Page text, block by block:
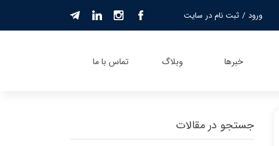
ورود / ثبت نام در سایت
تغییر گذر واژه
کاربری
خبرها وبلاگ تماس با ما
جستجو در مقالات